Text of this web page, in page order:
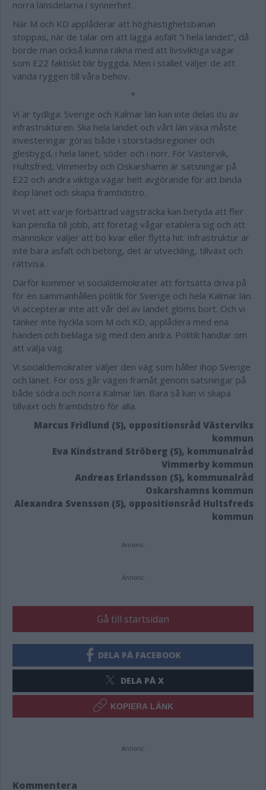
norra länsdelarna i synnerhet.
När M och KD applåderar att höghastighetsbanan
stoppas, när de talar om att lägga asfalt ”i hela landet”, då
borde man också kunna räkna med att livsviktiga vägar
som E22 faktiskt blir byggda. Men i stället väljer de att
vända ryggen till våra behov.
*
Vi är tydliga: Sverige och Kalmar län kan inte delas itu av
infrastrukturen. Ska hela landet och vårt län växa måste
investeringar göras både i storstadsregioner och
glesbygd, i hela länet, söder och i norr. För Västervik,
Hultsfred, Vimmerby och Oskarshamn är satsningar på
E22 och andra viktiga vägar helt avgörande för att binda
ihop länet och skapa framtidstro.
Vi vet att varje förbättrad vägsträcka kan betyda att fler
kan pendla till jobb, att företag vågar etablera sig och att
människor väljer att bo kvar eller flytta hit. Infrastruktur är
inte bara asfalt och betong, det är utveckling, tillväxt och
rättvisa.
Därför kommer vi socialdemokrater att fortsätta driva på
för en sammanhållen politik för Sverige och hela Kalmar län.
Vi accepterar inte att vår del av landet glöms bort. Och vi
tänker inte hyckla som M och KD, applådera med ena
handen och beklaga sig med den andra. Politik handlar om
att välja väg.
Vi socialdemokrater väljer den väg som håller ihop Sverige
och länet. För oss går vägen framåt genom satsningar på
både södra och norra Kalmar län. Bara så kan vi skapa
tillväxt och framtidstro för alla.
Marcus Fridlund (S), oppositionsråd Västerviks
kommun
Eva Kindstrand Ströberg (S), kommunalråd
Vimmerby kommun
Andreas Erlandsson (S), kommunalråd
Oskarshamns kommun
Alexandra Svensson (S), oppositionsråd Hultsfreds
kommun
Annons:
Annons:
Gå till startsidan
DELA PÅ FACEBOOK
DELA PÅ X
KOPIERA LÄNK
Annons:
Kommentera